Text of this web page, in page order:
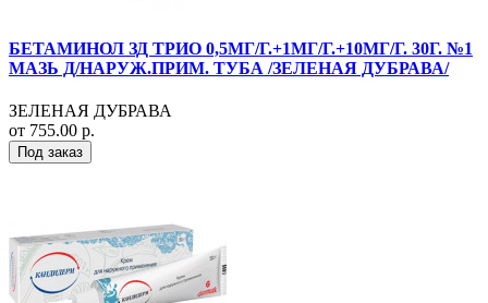
БЕТАМИНОЛ ЗД ТРИО 0,5МГ/Г.+1МГ/Г.+10МГ/Г. 30Г. №1
МАЗЬ Д/НАРУЖ.ПРИМ. ТУБА /ЗЕЛЕНАЯ ДУБРАВА/
ЗЕЛЕНАЯ ДУБРАВА
от 755.00 р.
Под заказ